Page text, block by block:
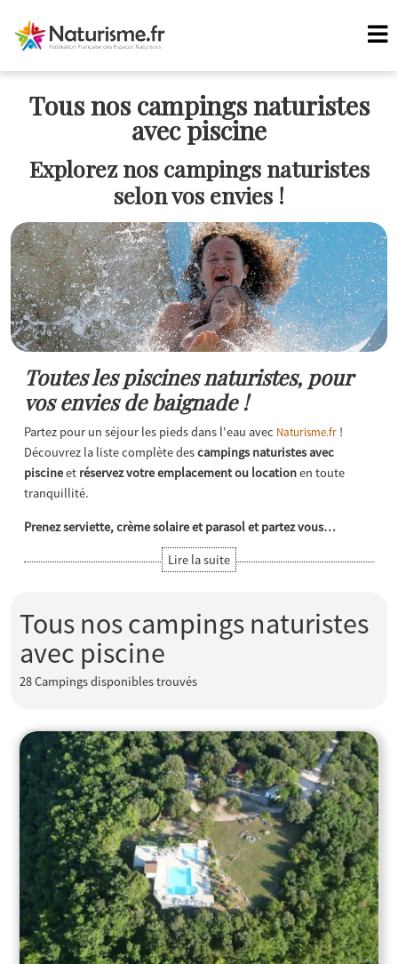
Tous nos campings naturistes
avec piscine
Explorez nos campings naturistes
selon vos envies !
Toutes les piscines naturistes, pour
vos envies de baignade !
Partez pour un séjour les pieds dans l'eau avec Naturisme.fr !
Découvrez la liste complète descampings naturistes avec
piscineet réservez votre emplacement ou locationen toute
tranquillité.
Prenez serviette, crème solaire et parasol et partez vous…
Tous nos campings naturistes
avec piscine
28Campings disponibles trouvés